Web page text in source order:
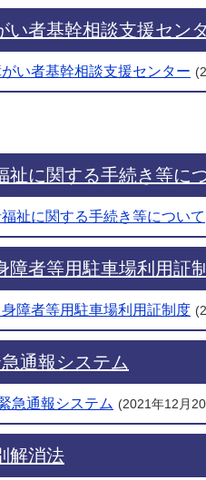
い者基幹相談支援セン
い者基幹相談支援センター
祉に関する手続き等に
祉に関する手続き等について
障者等用駐車場利用証
障者等用駐車場利用証制度
通報システム
急通報システム (2021年12月
解消法